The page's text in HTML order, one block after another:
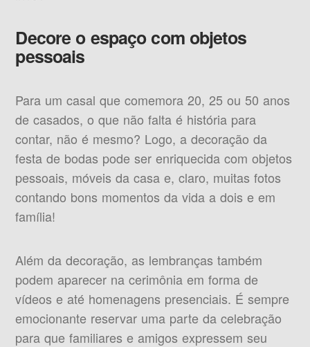
Decore o espaço com objetos
pessoais
Para um casal que comemora 20, 25 ou 50 anos
de casados, o que não falta é história para
contar, não é mesmo? Logo, a decoração da
festa de bodas pode ser enriquecida com objetos
pessoais, móveis da casa e, claro, muitas fotos
contando bons momentos da vida a dois e em
família!
Além da decoração, as lembranças também
podem aparecer na cerimônia em forma de
vídeos e até homenagens presenciais. É sempre
emocionante reservar uma parte da celebração
para que familiares e amigos expressem seu